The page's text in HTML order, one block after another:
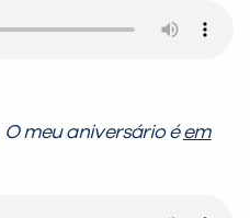
O meu aniversário éem